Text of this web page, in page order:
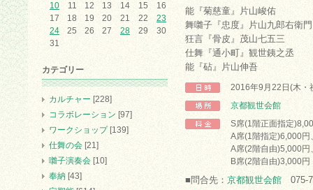
能『菊慈童』片山峻佑
舞囃子『忠度』片山九郎右衛門
狂言『骨皮』茂山七五三
仕舞『通小町』観世銕之丞
能『砧』片山伸吾
2016年9月22日(木・
京都観世会館
S席(1階正面指定
A席(1階指定)6,000円
A席(2階自由)5,000円
B席(2階自由)3,000円
■問合先： 京都観世会館 075-
10
11 12 13 14 15
16
17
18 19 20 21 22
23
24
25 26 27 28 29
30
31
カテゴリー
カルチャー [228]
コラボレーション [97]
ワークショップ[139]
仕舞の会 [21]
囃子演奏会 [10]
奉納 [43]